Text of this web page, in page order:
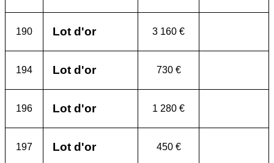
190 Lot d'or 3 160 €
194 Lot d'or 730 €
196 Lot d'or 1 280 €
197 Lot d'or 450 €